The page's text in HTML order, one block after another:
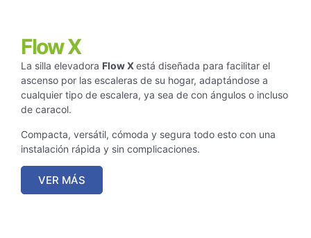
Flow X
La silla elevadora Flow Xestá diseñada para facilitar el
ascenso por las escaleras de su hogar, adaptándose a
cualquier tipo de escalera, ya sea de con ángulos o incluso
de caracol.
Compacta, versátil, cómoda y segura todo esto con una
instalación rápida y sin complicaciones.
VER MÁS